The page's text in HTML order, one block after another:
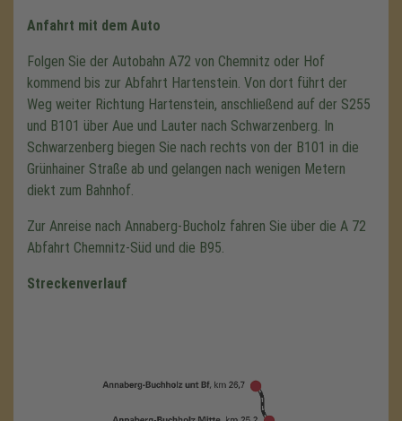
Anfahrt mit dem Auto
Folgen Sie der Autobahn A72 von Chemnitz oder Hof
kommend bis zur Abfahrt Hartenstein. Von dort führt der
Weg weiter Richtung Hartenstein, anschließend auf der S255
und B101 über Aue und Lauter nach Schwarzenberg. In
Schwarzenberg biegen Sie nach rechts von der B101 in die
Grünhainer Straße ab und gelangen nach wenigen Metern
diekt zum Bahnhof.
Zur Anreise nach Annaberg-Bucholz fahren Sie über die A 72
Abfahrt Chemnitz-Süd und die B95.
Streckenverlauf